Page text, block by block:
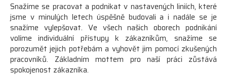
Snažíme se pracovat a podnikat v nastavených liniích, které
jsme v minulých letech úspěšně budovali a i nadále se je
snažíme vylepšovat. Ve všech našich oborech podnikání
volíme individuální přístupy k zákazníkům, snažíme se
porozumět jejich potřebám a vyhovět jim pomocí zkušených
pracovníků. Základním mottem pro naší práci zůstává
spokojenost zákazníka.